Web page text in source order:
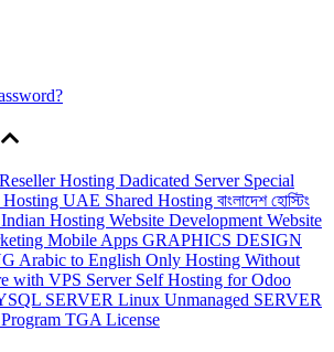
Reseller Hosting Dadicated Server Special
Hosting UAE Shared Hosting বাংলাদেশ হোস্টিং
Indian Hosting Website DevelopmentWebsite
Mobile Apps GRAPHICS DESIGN
Arabic to English Only Hosting Without
with VPS Server Self Hosting for Odoo
SERVER Linux Unmanaged SERVER
TGA License